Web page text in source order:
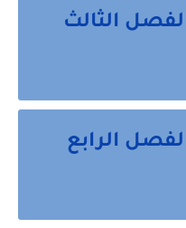
الثالث
الرابع